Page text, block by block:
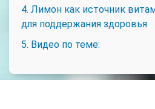
4. Лимон как источник
для поддержания здоровья
5. Видео по теме: